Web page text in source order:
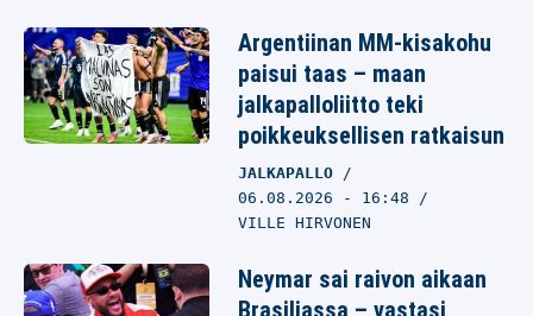
Argentiinan MM-kisakohu
paisui taas – maan
jalkapalloliitto teki
poikkeuksellisen ratkaisun
JALKAPALLO
06.08.2026 - 16:48
VILLE HIRVONEN
Neymar sai raivon aikaan
Brasiliassa – vastasi